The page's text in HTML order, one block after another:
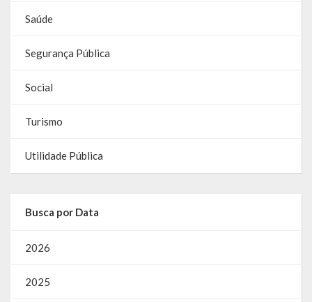
Saúde
Segurança Pública
Social
Turismo
Utilidade Pública
Busca por Data
2026
2025